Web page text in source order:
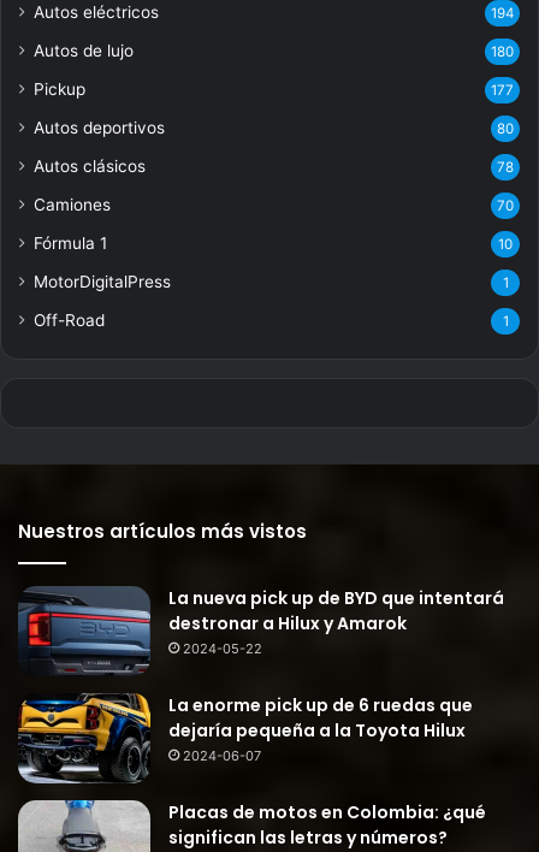
Autos eléctricos 194
Autos de lujo 180
Pickup 177
Autos deportivos 80
Autos clásicos 78
Camiones 70
Fórmula 1 10
MotorDigitalPress 1
Off-Road 1
Nuestros artículos más vistos
La nueva pick up de BYD que intentará
destronar a Hilux y Amarok
2024-05-22
La enorme pick up de 6 ruedas que
dejaría pequeña a la Toyota Hilux
2024-06-07
Placas de motos en Colombia: ¿qué
significan las letras y números?